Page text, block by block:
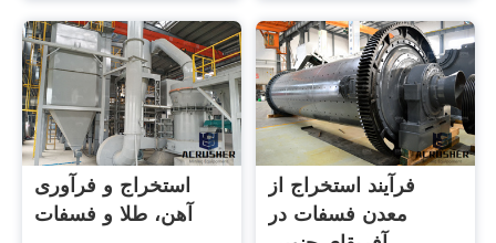
استخراج و فرآوری
آهن، طلا و فسفات
فرآیند استخراج از
معدن فسفات در